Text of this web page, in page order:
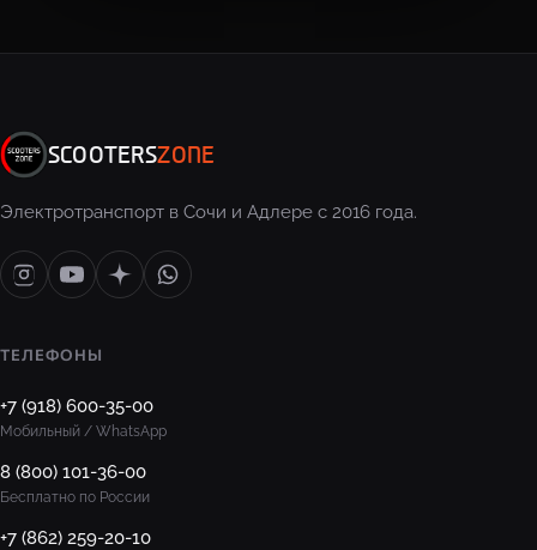
SCOOTERSZONE
Электротранспорт в Сочи и Адлере с 2016 года.
ТЕЛЕФОНЫ
+7 (918) 600-35-00
Мобильный / WhatsApp
8 (800) 101-36-00
Бесплатно по России
+7 (862) 259-20-10